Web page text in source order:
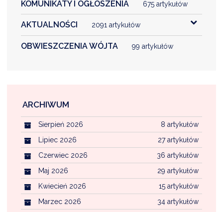
KOMUNIKATY I OGŁOSZENIA 675 artykułów
AKTUALNOŚCI 2091 artykułów
OBWIESZCZENIA WÓJTA 99 artykułów
ARCHIWUM
8 artykułów
Sierpień 2026
27 artykułów
Lipiec 2026
36 artykułów
Czerwiec 2026
29 artykułów
Maj 2026
15 artykułów
Kwiecień 2026
34 artykułów
Marzec 2026